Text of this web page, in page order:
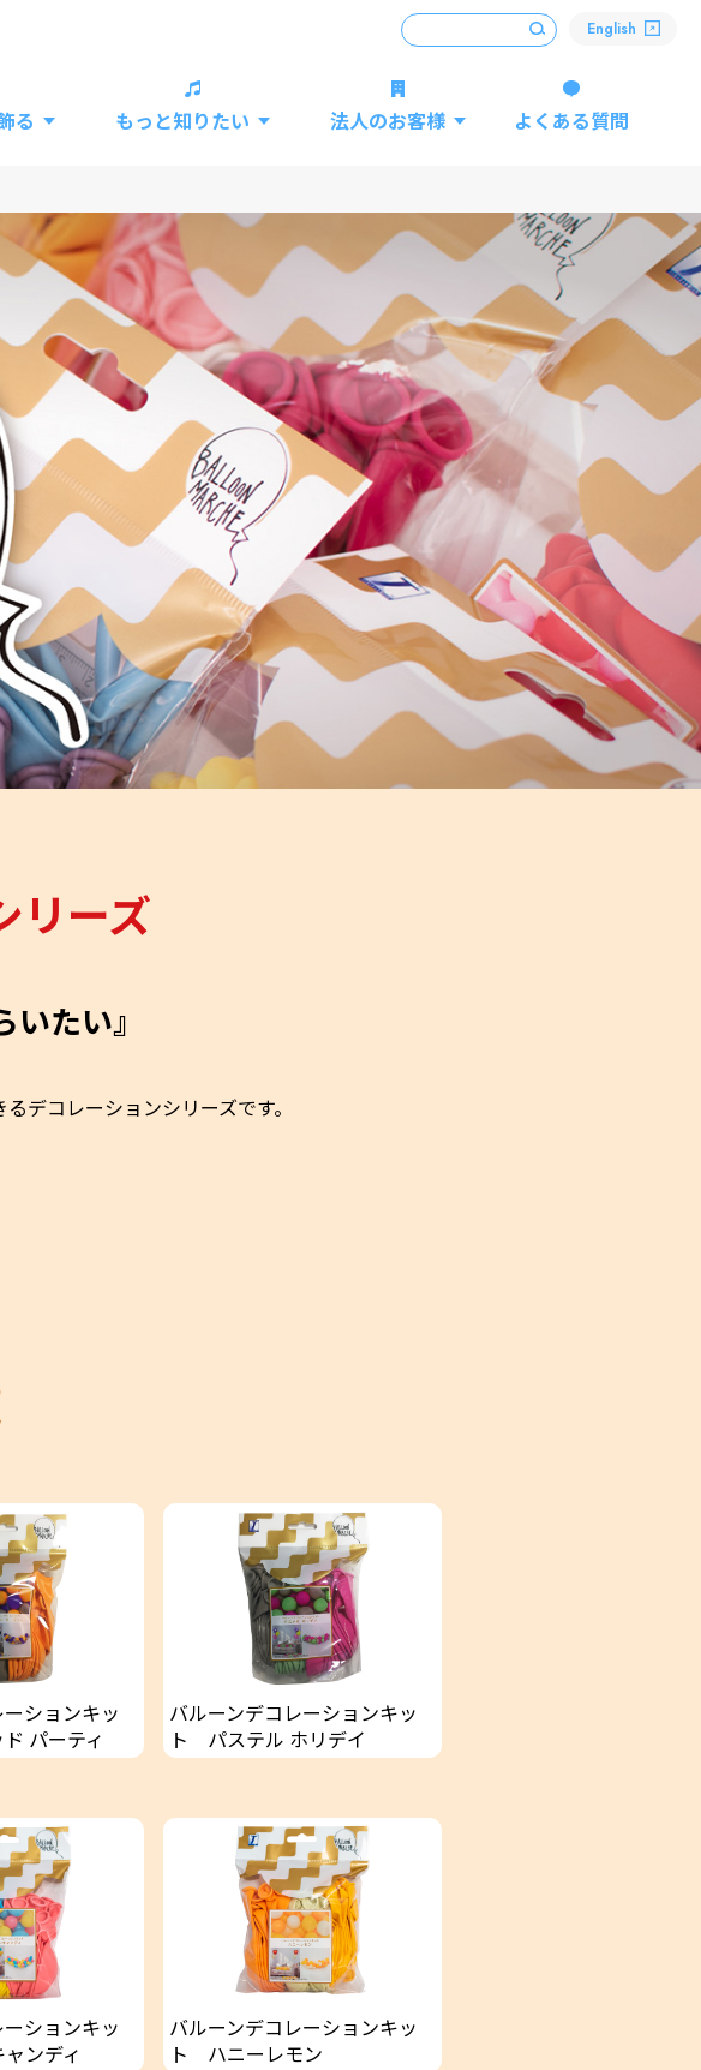
る もっと知りたい 法人のお客様 よくある質問
English
リーズ
たい』
デコレーションシリーズです。
ションキッ
パーティ
バルーンデコレーションキッ
ト パステル ホリデイ
ションキッ
ンディ
バルーンデコレーションキッ
ト ハニーレモン